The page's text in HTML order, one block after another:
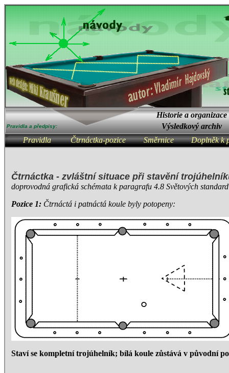
Historie a organizace
Pravidla a předpisy:
Výsledkový archiv
Pravidla
Čtrnáctka-pozice Směrnice Doplněk k
Čtrnáctka - zvláštní situace při stavění
doprovodná grafická schémata k paragrafu 4.8 Světových
Pozice 1: Čtrnáctá i patnáctá koule byly potopeny:
Staví se kompletní trojúhelník; bílá koule zůstává v původní